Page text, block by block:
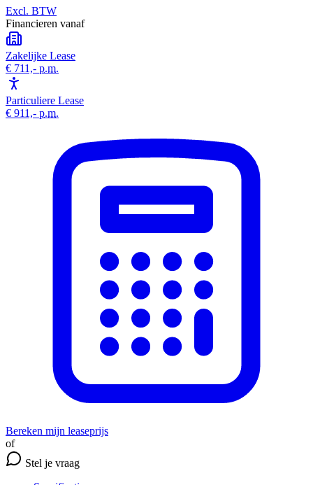
Excl. BTW
Financieren vanaf
Zakelijke Lease
€ 711,- p.m.
Particuliere Lease
€ 911,- p.m.
Bereken mijn leaseprijs
of
Stel je vraag